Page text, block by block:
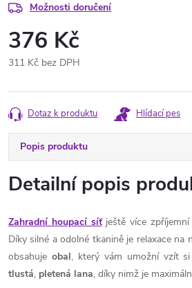
Možnosti doručení
376 Kč
311 Kč bez DPH
cena:
Dotaz k produktu Hlídací pes
Popis produktu
Detailní popis
Zahradní houpací síťještě více zpříjemní
Díky silné a odolné tkanině je relaxace na
obsahuje obal, který vám umožní vzít
tlustá, pletená lana, díky nimž je